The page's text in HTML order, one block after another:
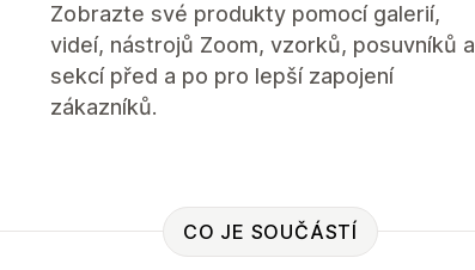
Zobrazte své produkty pomocí galerií,
videí, nástrojů Zoom, vzorků, posuvníků a
sekcí před a po pro lepší zapojení
zákazníků.
CO JE SOUČÁSTÍ